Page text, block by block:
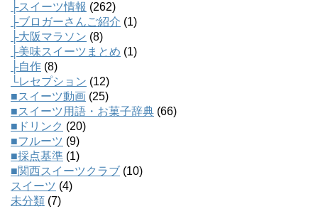
├スイーツ情報 (262)
├ブロガーさんご紹介 (1)
├大阪マラソン (8)
├美味スイーツまとめ (1)
├自作 (8)
└レセプション (12)
■スイーツ動画 (25)
■スイーツ用語・お菓子辞典 (66)
■ドリンク (20)
■フルーツ (9)
■採点基準 (1)
■関西スイーツクラブ (10)
スイーツ (4)
未分類 (7)